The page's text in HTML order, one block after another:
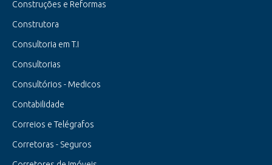
Construções e Reformas
Construtora
Consultoria em T.I
Consultorias
Consultórios - Medicos
Contabilidade
Correios e Telégrafos
Corretoras - Seguros